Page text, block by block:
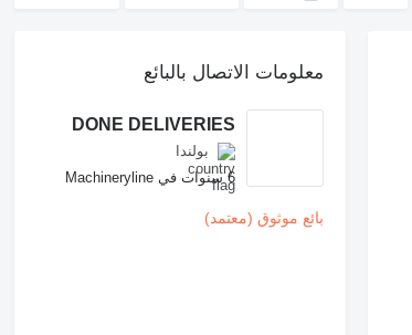
معلومات الاتصال بالبائع
DONE DELIVERIES
بولندا
6 سنوات في Machineryline
بائع موثوق (معتمد)